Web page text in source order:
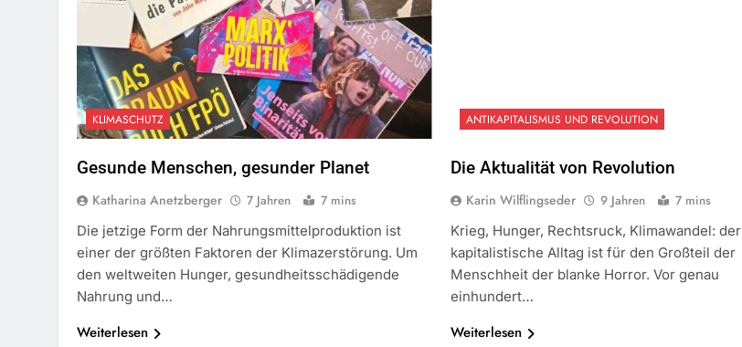
KLIMASCHUTZ
Gesunde Menschen, gesunder Planet
Katharina Anetzberger 7 Jahren
7 mins
Die jetzige Form der Nahrungsmittelproduktion ist
einer der größten Faktoren der Klimazerstörung. Um
den weltweiten Hunger, gesundheitsschädigende
Nahrung und…
Weiterlesen
ANTIKAPITALISMUS UND REVOLUTION
Die Aktualität von Revolution
Karin Wilflingseder 9 Jahren
7 mins
Krieg, Hunger, Rechtsruck, Klimawandel: der
kapitalistische Alltag ist für den Großteil der
Menschheit der blanke Horror. Vor genau
einhundert…
Weiterlesen